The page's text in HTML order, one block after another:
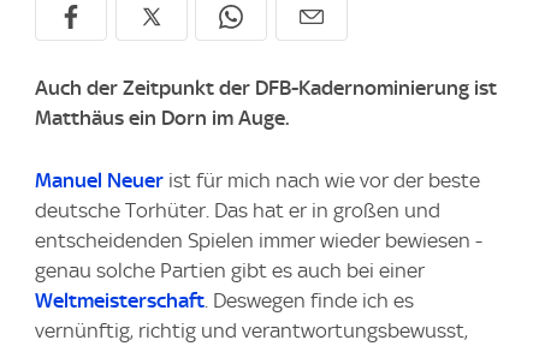
Auch der Zeitpunkt der DFB-Kadernominierung ist
Matthäus ein Dorn im Auge.
Manuel Neuer ist für mich nach wie vor der beste
deutsche Torhüter. Das hat er in großen und
entscheidenden Spielen immer wieder bewiesen -
genau solche Partien gibt es auch bei einer
Weltmeisterschaft. Deswegen finde ich es
vernünftig, richtig und verantwortungsbewusst,